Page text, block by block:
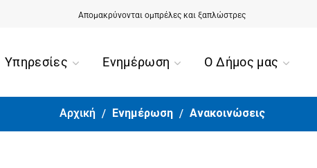
Απομακρύνονται ομπρέλες και ξαπλώστρες
Αίσιο τέλος για την περιπέτεια της 90χρονης από την Ορμύλια
Υπηρεσίες Ενημέρωση Ο Δήμος μας
Αρχική Ενημέρωση Ανακοινώσεις